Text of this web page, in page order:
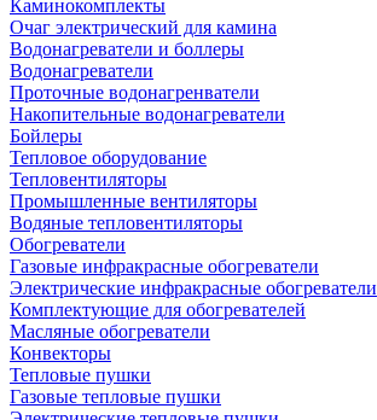
Каминокомплекты
Очаг электрический для камина
Водонагреватели и боллеры
Водонагреватели
Проточные водонагренватели
Накопительные водонагреватели
Бойлеры
Тепловое оборудование
Тепловентиляторы
Промышленные вентиляторы
Водяные тепловентиляторы
Обогреватели
Газовые инфракрасные обогреватели
Электрические инфракрасные обогреватели
Комплектующие для обогревателей
Масляные обогреватели
Конвекторы
Тепловые пушки
Газовые тепловые пушки